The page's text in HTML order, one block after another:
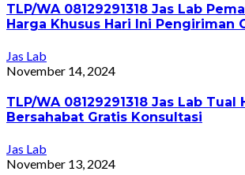
TLP/WA 08129291318 Jas Lab
Harga Khusus Hari Ini Pengiriman
Jas Lab
November 14, 2024
TLP/WA 08129291318 Jas Lab Tual
Bersahabat Gratis Konsultasi
Jas Lab
November 13, 2024